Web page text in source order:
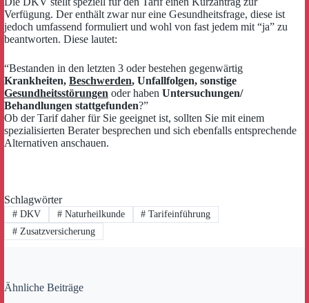
Verfügung. Der enthält zwar nur eine Gesundheitsfrage, diese ist
jedoch umfassend formuliert und wohl von fast jedem mit “ja” zu
beantworten. Diese lautet:
“Bestanden in den letzten 3 oder bestehen gegenwärtig
Krankheiten, Beschwerden, Unfallfolgen, sonstige
Gesundheitsstörungen oder haben Untersuchungen/
Behandlungen stattgefunden?”
Ob der Tarif daher für Sie geeignet ist, sollten Sie mit einem
spezialisierten Berater besprechen und sich ebenfalls entsprechende
Alternativen anschauen.
Schlagwörter
#DKV #Naturheilkunde # Tarifeinführung
#Zusatzversicherung
Ähnliche Beiträge